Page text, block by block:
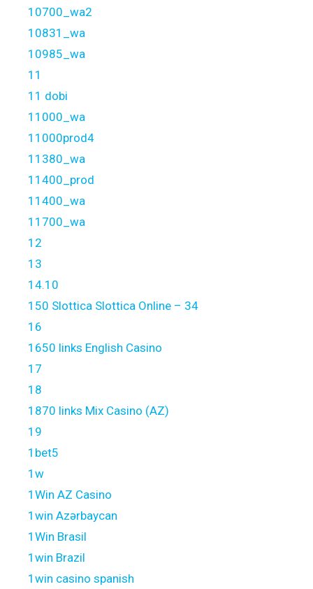
10700_wa2
10831_wa
10985_wa
11
11 dobi
11000_wa
11000prod4
11380_wa
11400_prod
11400_wa
11700_wa
12
13
14.10
150 Slottica Slottica Online – 34
16
1650 links English Casino
17
18
1870 links Mix Casino (AZ)
19
1bet5
1w
1Win AZ Casino
1win Azərbaycan
1Win Brasil
1win Brazil
1win casino spanish